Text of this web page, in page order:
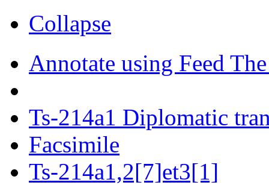
Collapse
Annotate using Feed
Ts-214a1 Diplomatic
Facsimile
Ts-214a1,2[7]et3[1]